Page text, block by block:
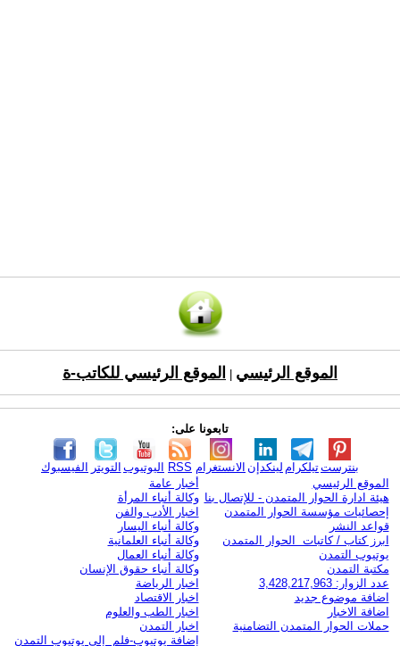
الموقع الرئيسي الموقع الرئيسي للكاتب-ة
تابعونا على:
الفيسبوك التويتر اليوتيوب RSS الانستغرام لينكدإن تيلكرامبنترست
الموقع الرئيسي
هيئة ادارة الحوار المتمدن - للإتصال بنا
إحصائيات مؤسسة الحوار المتمدن
قواعد النشر
ابرز كتاب / كاتبات الحوار المتمدن
يوتيوب التمدن
مكتبة التمدن
عدد الزوار: 3,428,217,963
اضافة موضوع جديد
اضافة الاخبار
حملات الحوار المتمدن التضامنية
أخبار عامة
وكالة أنباء المرأة
اخبار الأدب والفن
وكالة أنباء اليسار
وكالة أنباء العلمانية
وكالة أنباء العمال
وكالة أنباء حقوق الإنسان
اخبار الرياضة
اخبار الاقتصاد
اخبار الطب والعلوم
اخبار التمدن
إضافة يوتيوب-فلم إلى يوتيوب التمدن